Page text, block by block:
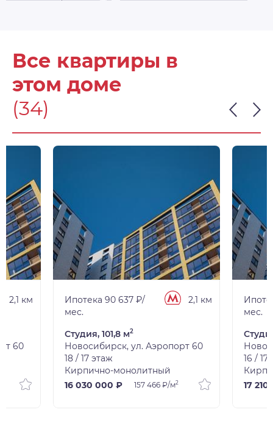
Все квартиры в
этом доме
(34)
2,1 км
60
Ипотека 90 637 ₽/
мес.
2,1 км
Студия, 101,8 м2
Новосибирск, ул. Аэропорт 60
18 / 17 этаж
Кирпично-монолитный
16 030 000 ₽
157 466 ₽/м2
мес.
16 / 17
17